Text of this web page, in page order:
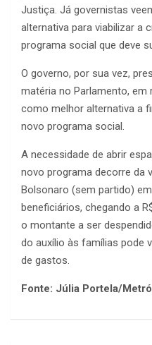
Justiça. Já governistas
alternativa para viabilizar a
programa social que deve
O governo, por sua vez,
matéria no Parlamento, em
como melhor alternativa a
novo programa social.
A necessidade de abrir
novo programa decorre da
Bolsonaro (sem partido)
beneficiários, chegando a
o montante a ser
do auxílio às famílias pode
de gastos.
Fonte: Júlia Portela/